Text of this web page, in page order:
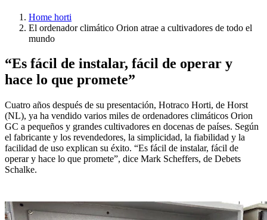
Home horti
El ordenador climático Orion atrae a cultivadores de todo el
mundo
“Es fácil de instalar, fácil de operar y
hace lo que promete”
Cuatro años después de su presentación, Hotraco Horti, de Horst
(NL), ya ha vendido varios miles de ordenadores climáticos Orion
GC a pequeños y grandes cultivadores en docenas de países. Según
el fabricante y los revendedores, la simplicidad, la fiabilidad y la
facilidad de uso explican su éxito. “Es fácil de instalar, fácil de
operar y hace lo que promete”, dice Mark Scheffers, de Debets
Schalke.